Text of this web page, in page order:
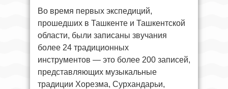
Во время первых экспедиций,
прошедших в Ташкенте и Ташкентской
области, были записаны звучания
более 24 традиционных
инструментов — это более 200 записей,
представляющих музыкальные
традиции Хорезма, Сурхандарьи,